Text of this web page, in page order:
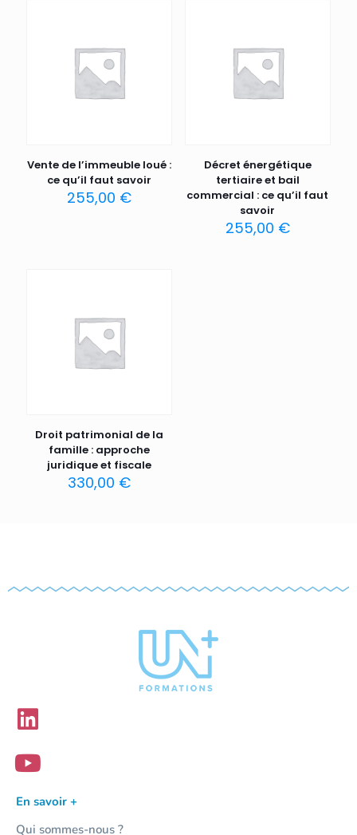
Vente de l’immeuble loué :
ce qu’il faut savoir
255,00 €
Décret énergétique
tertiaire et bail
commercial : ce qu’il faut
savoir
255,00 €
Droit patrimonial de la
famille : approche
juridique et fiscale
330,00 €
En savoir +
Qui sommes-nous ?